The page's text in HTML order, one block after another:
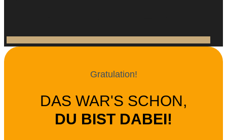
Gratulation!
DAS WAR'S SCHON,
DU BIST DABEI!